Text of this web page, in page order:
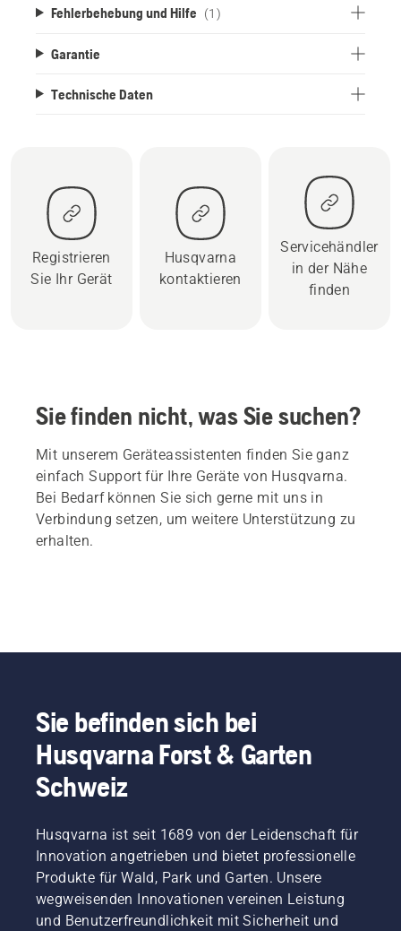
Fehlerbehebung und Hilfe (1)
Garantie
Technische Daten
Registrieren
Sie Ihr Gerät
Husqvarna
kontaktieren
Servicehändler
in der Nähe
finden
Sie finden nicht, was Sie suchen?
Mit unserem Geräteassistenten finden Sie ganz
einfach Support für Ihre Geräte von Husqvarna.
Bei Bedarf können Sie sich gerne mit uns in
Verbindung setzen, um weitere Unterstützung zu
erhalten.
Sie befinden sich bei
Husqvarna Forst & Garten
Schweiz
Husqvarna ist seit 1689 von der Leidenschaft für
Innovation angetrieben und bietet professionelle
Produkte für Wald, Park und Garten. Unsere
wegweisenden Innovationen vereinen Leistung
und Benutzerfreundlichkeit mit Sicherheit und